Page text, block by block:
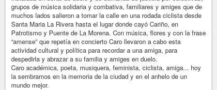
grupos de música solidaria y combativa, familiares y amiges que de
muchos lados salieron a tomar la calle en una rodada ciclista desde
Santa Maria La Rivera hasta el lugar donde cayó Cariño, en
Patrotismo y Puente de La Morena. Con música, flores y con la frase
“amense” que repetía en concierto Caro llevaron a cabo esta
actividad cultural y política para recordar a una amiga, para
despedirla y abrazar a su familia y amiges en duelo.
Caro académica, poeta, musiquera, feminista, ciclista, amiga... hoy
la sembramos en la memoria de la ciudad y en el anhelo de un
mundo mejor.